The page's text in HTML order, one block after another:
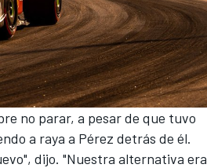
no parar, a pesar de que tuvo
a raya a Pérez detrás de él.
dijo. "Nuestra alternativa era